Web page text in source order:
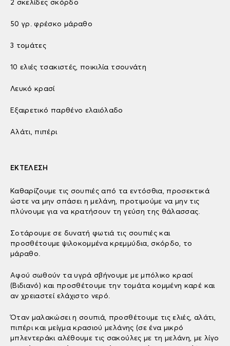
2 σκελίδες σκόρδο
50 γρ. φρέσκο μάραθο
3 τομάτες
10 ελιές τσακιστές, ποικιλία τσουνάτη
Λευκό κρασί
Εξαιρετικό παρθένο ελαιόλαδο
Αλάτι, πιπέρι
ΕΚΤΕΛΕΣΗ
Καθαρίζουμε τις σουπιές από τα εντόσθια, προσεκτικά
ώστε να μην σπάσει η μελάνη, προτιμούμε να μην τις
πλύνουμε για να κρατήσουν τη γεύση της θάλασσας.
Σοτάρουμε σε δυνατή φωτιά τις σουπιές και
προσθέτουμε ψιλοκομμένα κρεμμύδια, σκόρδο, το
μάραθο.
Αφού σωθούν τα υγρά σβήνουμε με μπόλικο κρασί
(Βιδιανό) και προσθέτουμε την τομάτα κομμένη καρέ και
αν χρειαστεί ελάχιστο νερό.
Όταν μαλακώσει η σουπιά, προσθέτουμε τις ελιές, αλάτι,
πιπέρι και μείγμα κρασιού μελάνης (σε ένα μικρό
μπλεντεράκι αλέθουμε τις σακούλες με τη μελάνη, με λίγο